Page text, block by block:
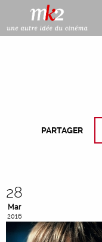
PARTAGER
28
Mar
2016